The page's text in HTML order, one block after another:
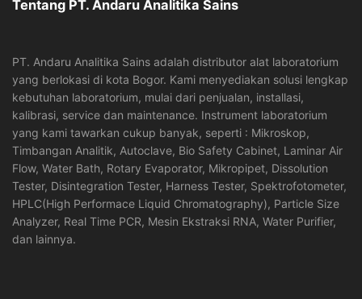
Tentang PT. Andaru Analitika Sains
PT. Andaru Analitika Sains adalah distributor alat laboratorium
yang berlokasi di kota Bogor. Kami menyediakan solusi lengkap
kebutuhan laboratorium, mulai dari penjualan, installasi,
kalibrasi, service dan maintenance. Instrument laboratorium
yang kami tawarkan cukup banyak, seperti : Mikroskop,
Timbangan Analitik, Autoclave, Bio Safety Cabinet, Laminar Air
Flow, Water Bath, Rotary Evaporator, Mikropipet, Dissolution
Tester, Disintegration Tester, Harness Tester, Spektrofotometer,
HPLC(High Performace Liquid Chromatography), Particle Size
Analyzer, Real Time PCR, Mesin Ekstraksi RNA, Water Purifier,
dan lainnya.